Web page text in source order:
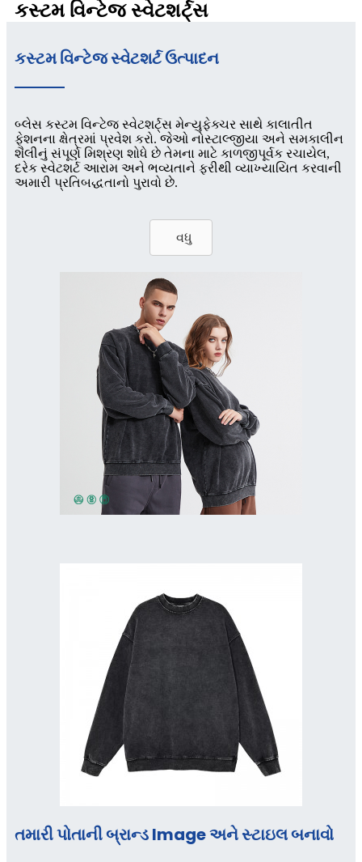
કસ્ટમ વિન્ટેજ સ્વેટશર્ટ્સ
કસ્ટમ વિન્ટેજ સ્વેટશર્ટ ઉત્પાદન
બ્લેસ કસ્ટમ વિન્ટેજ સ્વેટશર્ટ્સ મેન્યુફેક્ચર સાથે કાલાતીત
ફેશનના ક્ષેત્રમાં પ્રવેશ કરો. જેઓ નોસ્ટાલ્જીયા અને સમકાલીન
શૈલીનું સંપૂર્ણ મિશ્રણ શોધે છે તેમના માટે કાળજીપૂર્વક રચાયેલ,
દરેક સ્વેટશર્ટ આરામ અને ભવ્યતાને ફરીથી વ્યાખ્યાયિત કરવાની
અમારી પ્રતિબદ્ધતાનો પુરાવો છે.
વધુ
તમારી પોતાની બ્રાન્ડ lmage અને સ્ટાઇલ બનાવો